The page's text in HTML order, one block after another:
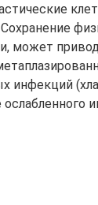
может
инфекций